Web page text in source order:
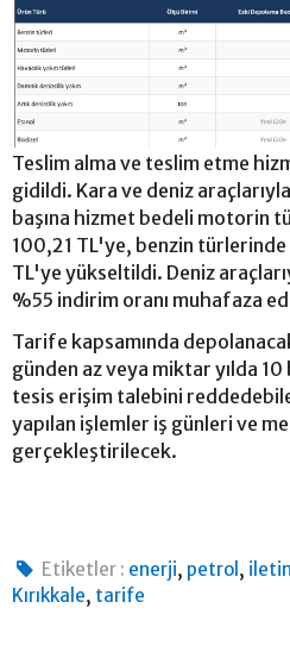
Teslim alma ve teslim etme
gidildi. Kara ve deniz
başına hizmet bedeli motorin
100,21 TL'ye, benzin
TL'ye yükseltildi. Deniz
%55 indirim oranı muhafaza
Tarife kapsamında
günden az veya miktar yılda
tesis erişim talebini
yapılan işlemler iş günleri ve
gerçekleştirilecek.
Etiketler : enerji, petrol ,
Kırıkkale, tarife